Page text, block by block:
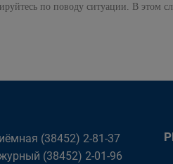
по поводу ситуации. В этом
(38452) 2-81-37
(38452) 2-01-96